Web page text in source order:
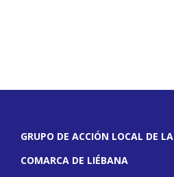
GRUPO DE ACCIÓN LOCAL DE LA
COMARCA DE LIÉBANA